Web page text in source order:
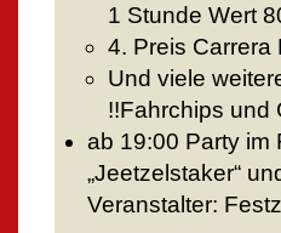
1 Stunde Wert
4. Preis Carrera
Und viele
!!Fahrchips und
ab 19:00 Party im
„Jeetzelstaker“
Veranstalter: